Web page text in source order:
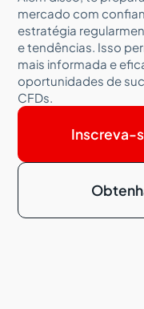
mercado com
estratégia
e tendências. Isso
mais informada e
oportunidades de
CFDs.
Inscreva-